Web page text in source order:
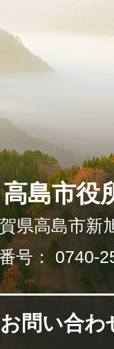
高島市役
県高島市新
号： 0740-
お問い合わ